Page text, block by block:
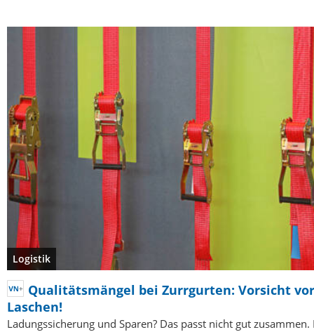
Logistik
Qualitätsmängel bei Zurrgurten: Vorsicht
Laschen!
Ladungssicherung und Sparen? Das passt nicht gut zusammen.